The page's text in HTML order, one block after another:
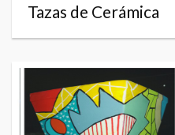
Tazas de Cerámica